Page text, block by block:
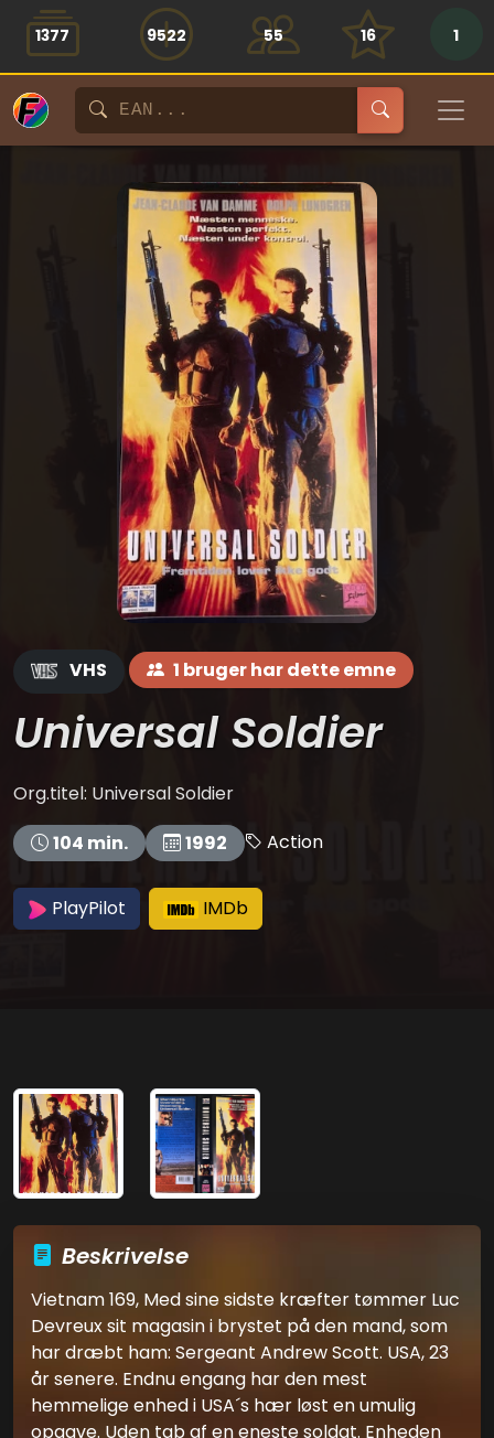
1377 9522 55 16 1
VHS 1 bruger har dette emne
Universal Soldier
Org.titel: Universal Soldier
104 min.
1992 Action
PlayPilot IMDb
Beskrivelse
Vietnam 169, Med sine sidste kræfter tømmer Luc
Devreux sit magasin i brystet på den mand, som
har dræbt ham: Sergeant Andrew Scott. USA, 23
år senere. Endnu engang har den mest
hemmelige enhed i USA´s hær løst en umulig
opgave. Uden tab af en eneste soldat. Enheden